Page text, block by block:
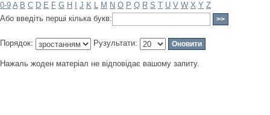
0-9 A B C D E F G H J K L M N O P Q R S T U V W X Y Z
Або введіть перші кілька букв:
Порядок: Рузультати:
Нажаль жоден матеріал не відповідає вашому запиту.